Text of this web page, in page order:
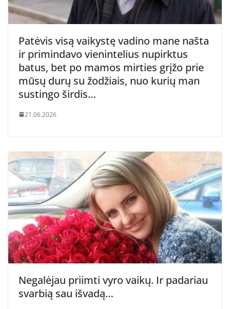
Patėvis visą vaikystę vadino mane našta
ir primindavo vienintelius nupirktus
batus, bet po mamos mirties grįžo prie
mūsų durų su žodžiais, nuo kurių man
sustingo širdis…
21.06.2026
Negalėjau priimti vyro vaikų. Ir padariau
svarbią sau išvadą…